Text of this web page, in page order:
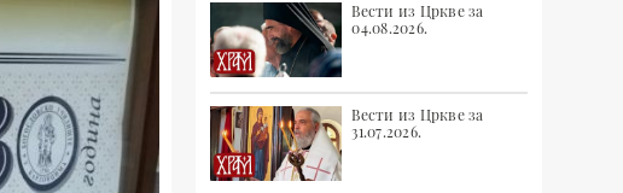
Вести из Цркве за
04.08.2026.
Вести из Цркве за
31.07.2026.